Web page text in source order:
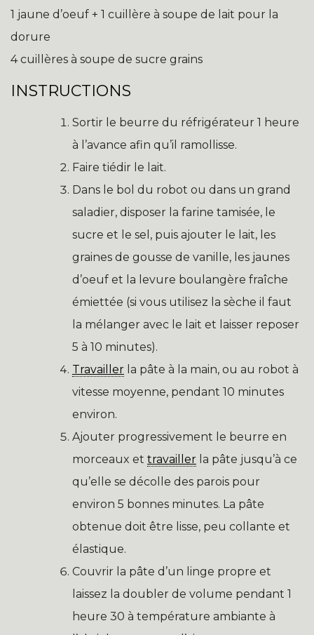
1 jaune d’oeuf + 1 cuillère à soupe de lait pour la
dorure
4 cuillères à soupe de sucre grains
INSTRUCTIONS
Sortir le beurre du réfrigérateur 1 heure
à l’avance afin qu’il ramollisse.
Faire tiédir le lait.
Dans le bol du robot ou dans un grand
saladier, disposer la farine tamisée, le
sucre et le sel, puis ajouter le lait, les
graines de gousse de vanille, les jaunes
d’oeuf et la levure boulangère fraîche
émiettée (si vous utilisez la sèche il faut
la mélanger avec le lait et laisser reposer
5 à 10 minutes).
Travailler la pâte à la main, ou au robot à
vitesse moyenne, pendant 10 minutes
environ.
Ajouter progressivement le beurre en
morceaux et travailler la pâte jusqu’à ce
qu’elle se décolle des parois pour
environ 5 bonnes minutes. La pâte
obtenue doit être lisse, peu collante et
élastique.
Couvrir la pâte d’un linge propre et
laissez la doubler de volume pendant 1
heure 30 à température ambiante à